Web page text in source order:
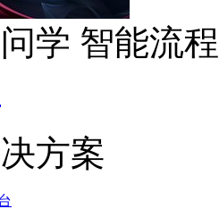
学 智能流
方案